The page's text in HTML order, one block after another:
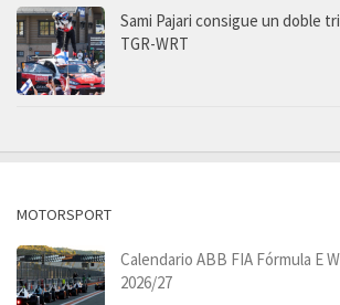
Sami Pajari consigue un doble
TGR-WRT
MOTORSPORT
Calendario ABB FIA Fórmula E
2026/27